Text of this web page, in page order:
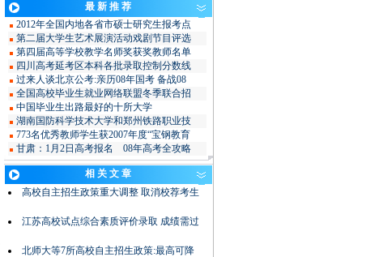
最 新 推 荐
2012年全国内地各省市硕士研究生报考点
第二届大学生艺术展演活动戏剧节目评选
第四届高等学校教学名师奖获奖教师名单
四川高考延考区本科各批录取控制分数线
过来人谈北京公考:亲历08年国考 备战08
全国高校毕业生就业网络联盟冬季联合招
中国毕业生出路最好的十所大学
湖南国防科学技术大学和郑州铁路职业技
773名优秀教师学生获2007年度“宝钢教育
甘肃：1月2日高考报名 08年高考全攻略
相 关 文 章
高校自主招生政策重大调整 取消校荐考生
江苏高校试点综合素质评价录取 成绩需过
北师大等7所高校自主招生政策:最高可降